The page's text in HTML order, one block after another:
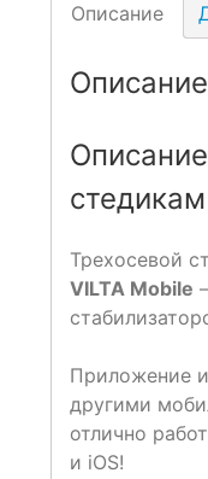
Описание
Описание
Трехосевой
VILTA Mobile
Приложение
другими
отлично
и iOS!